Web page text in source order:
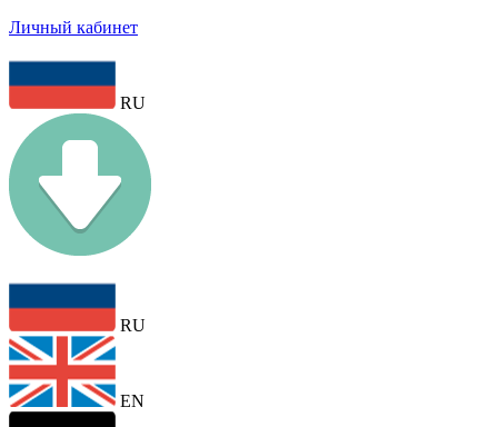
Личный кабинет
RU
RU
EN